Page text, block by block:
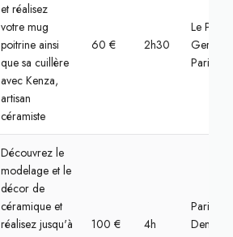
et réalisez
votre mug
poitrine ainsi
que sa cuillère
avec Kenza,
artisan
céramiste
60 € 2h30
Le Pré-
Gervais,
Paris
Découvrez le
modelage et le
décor de
céramique et
réalisez jusqu'à
100 € 4h
Paris,
Denfert-